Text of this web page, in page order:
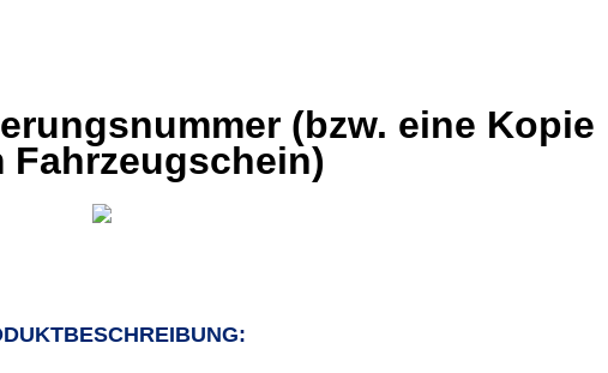
(bzw. eine Kopie
Fahrzeugschein)
BESCHREIBUNG: